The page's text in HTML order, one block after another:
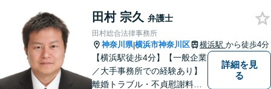
田村 宗久 弁護士
田村総合法律事務所
神奈川県|横浜市神奈川区 横浜駅 から徒歩4分
【横浜駅徒歩4分】【一般企業
／大手事務所での経験あり】
離婚トラブル・不貞慰謝料・
詳細を見
る